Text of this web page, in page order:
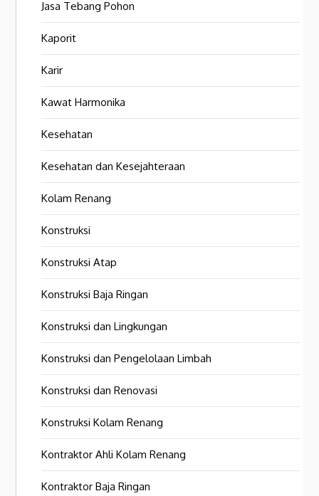
Jasa Tebang Pohon
Kaporit
Karir
Kawat Harmonika
Kesehatan
Kesehatan dan Kesejahteraan
Kolam Renang
Konstruksi
Konstruksi Atap
Konstruksi Baja Ringan
Konstruksi dan Lingkungan
Konstruksi dan Pengelolaan Limbah
Konstruksi dan Renovasi
Konstruksi Kolam Renang
Kontraktor Ahli Kolam Renang
Kontraktor Baja Ringan